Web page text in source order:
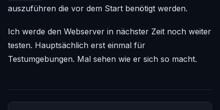
auszuführen die vor dem Start benötigt werden.
Ich werde den Webserver in nächster Zeit noch weiter
testen. Hauptsächlich erst einmal für
Testumgebungen. Mal sehen wie er sich so macht.